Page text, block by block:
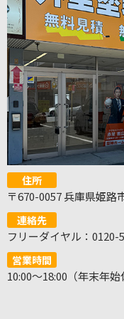
住所
〒670-0057 兵庫県姫路
連絡先
フリーダイヤル：0120-
営業時間
10:00～18:00（年末年始